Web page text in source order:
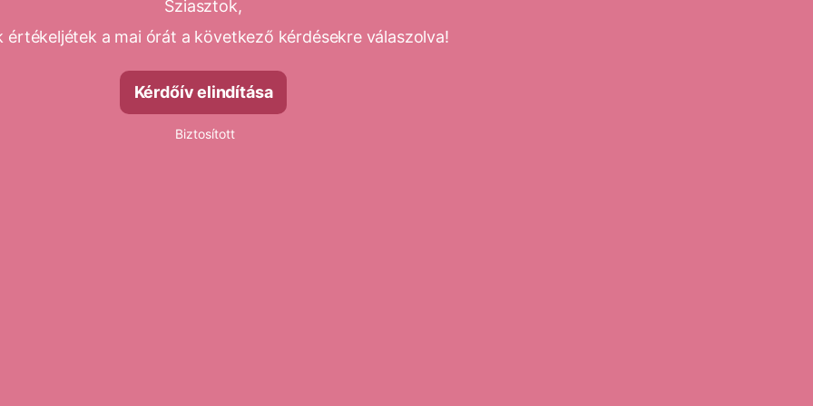
Sziasztok,
értékeljétek a mai órát a következő kérdésekre válaszolva!
Kérdőív elindítása
Biztosított